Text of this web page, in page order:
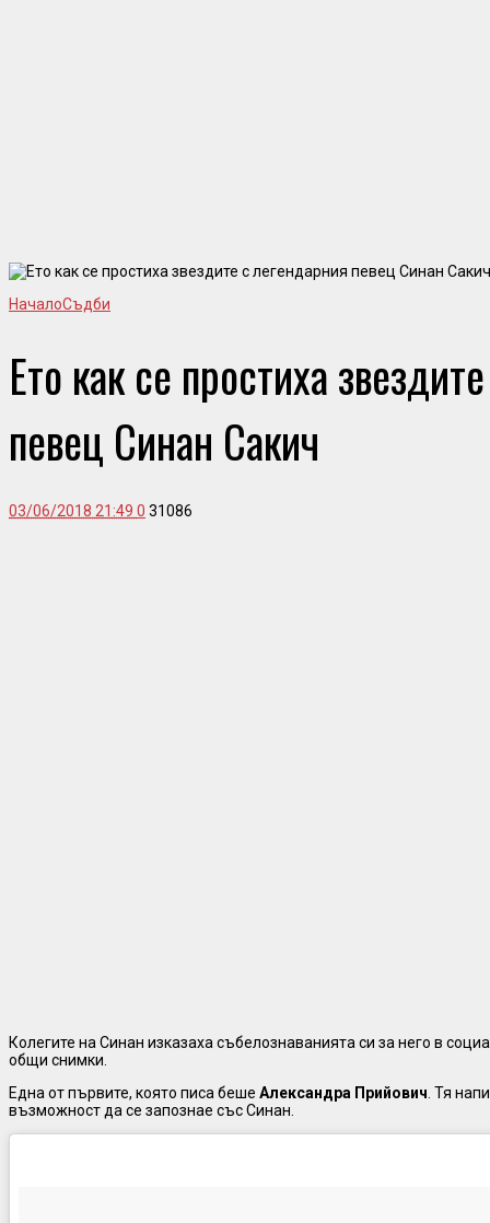
НачалоСъдби
Ето как се простиха
певец Синан Сакич
03/06/2018 21:49 0 31086
Колегите на Синан изказаха събелознаванията си за него в
общи снимки.
Една от първите, която писа беше Александра Прийович. Тя
възможност да се запознае със Синан.